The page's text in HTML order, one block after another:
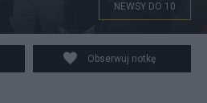
NEWSY DO 10
Obserwuj notkę